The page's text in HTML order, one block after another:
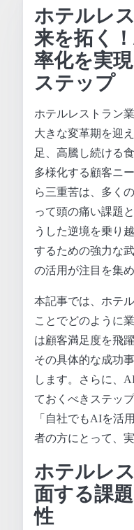
ホテルレ
来を拓く
率化を実
ステップ
ホテルレストラン
大きな変革期を迎
足、高騰し続ける
多様化する顧客ニ
ら三重苦は、多く
って頭の痛い課題
うした逆境を乗り
するための強力な
の活用が注目を集め
本記事では、ホテ
ことでどのように
は顧客満足度を飛
その具体的な成功
します。さらに、
ておくべきステッ
「自社でもAIを活
者の方にとって、
ホテルレ
面する課
性